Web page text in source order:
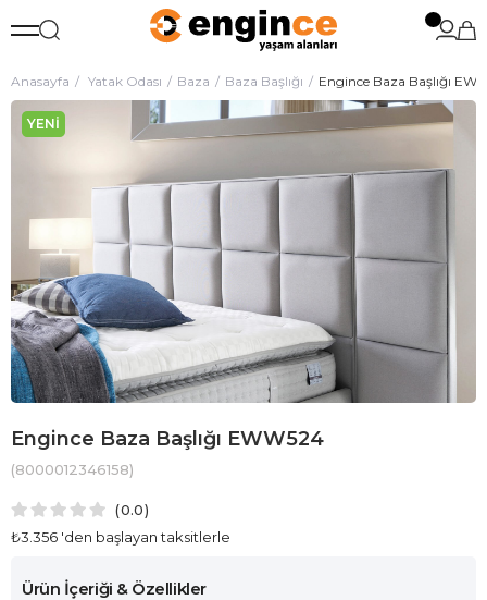
Anasayfa Yatak Odası Baza Baza Başlığı Engince Baza Başlığı
YENI
Engince Baza Başlığı EWW524
(8000012346158)
0.0
₺3.356 'den başlayan taksitlerle